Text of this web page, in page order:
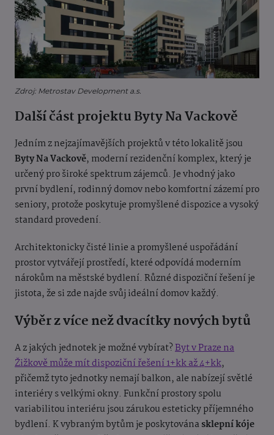
Zdroj: Metrostav Development a.s.
Další část projektu Byty Na Vackově
Jedním z nejzajímavějších projektů v této lokalitě jsou
Byty Na Vackově, moderní rezidenční komplex, který je
určený pro široké spektrum zájemců. Je vhodný jako
první bydlení, rodinný domov nebo komfortní zázemí pro
seniory, protože poskytuje promyšlené dispozice a vysoký
standard provedení.
Architektonicky čisté linie a promyšlené uspořádání
prostor vytvářejí prostředí, které odpovídá moderním
nárokům na městské bydlení. Různé dispoziční řešení je
jistota, že si zde najde svůj ideální domov každý.
Výběr z více než dvacítky nových bytů
A z jakých jednotek je možné vybírat?Byt v Praze na
Žižkově může mít dispoziční řešení 1+kk až 4+kk,
přičemž tyto jednotky nemají balkon, ale nabízejí světlé
interiéry s velkými okny. Funkční prostory spolu
variabilitou interiéru jsou zárukou esteticky příjemného
bydlení. K vybraným bytům je poskytovánasklepní kóje